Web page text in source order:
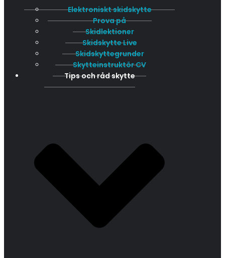
Elektroniskt skidskytte
Prova på
Skidlektioner
Skidskytte Live
Skidskyttegrunder
Skytteinstruktör CV
Tips och råd skytte